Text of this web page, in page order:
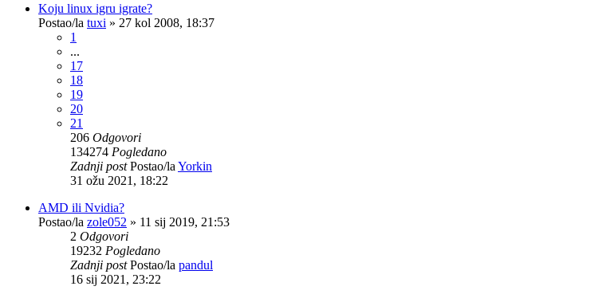
Koju linux igru igrate?
Postao/la tuxi » 27 kol 2008, 18:37
1
...
17
18
19
20
21
206 Odgovori
134274 Pogledano
Zadnji postPostao/la Yorkin
31 ožu 2021, 18:22
AMD ili Nvidia?
Postao/la zole052 » 11 sij 2019, 21:53
2 Odgovori
19232 Pogledano
Zadnji postPostao/la pandul
16 sij 2021, 23:22